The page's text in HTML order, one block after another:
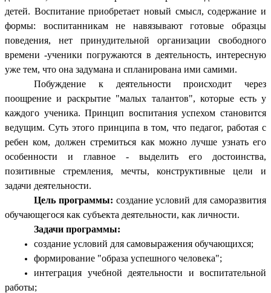
детей. Воспитание приобретает новый смысл, содержание и
формы: воспитанникам не навязывают готовые образцы
поведения, нет принудительной организации свободного
времени -ученики погружаются в деятельность, интересную
уже тем, что она задумана и спланирована ими самими.
Побуждение к деятельности происходит через
поощрение и раскрытие "малых талантов", которые есть у
каждого ученика. Принцип воспитания успехом становится
ведущим. Суть этого принципа в том, что педагог, работая с
ребен ком, должен стремиться как можно лучше узнать его
особенности и главное - выделить его достоинства,
позитивные стремления, мечты, конструктивные цели и
задачи деятельности.
Цель программы: создание условий для саморазвития
обучающегося как субъекта деятельности, как личности.
Задачи программы:
создание условий для самовыражения обучающихся;
формирование "образа успешного человека";
интеграция учебной деятельности и воспитательной
работы;